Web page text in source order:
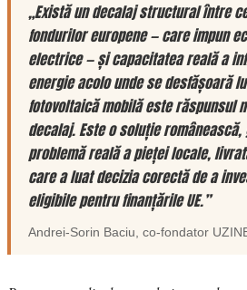
„Există un decalaj structural între
fondurilor europene — care impun
electrice — și capacitatea reală a
energie acolo unde se desfășoară
fotovoltaică mobilă este răspunsul
decalaj. Este o soluție
problemă reală a pieței locale,
care a luat decizia corectă de a
eligibile pentru finanțările UE.”
Andrei-Sorin Baciu, co-fondator